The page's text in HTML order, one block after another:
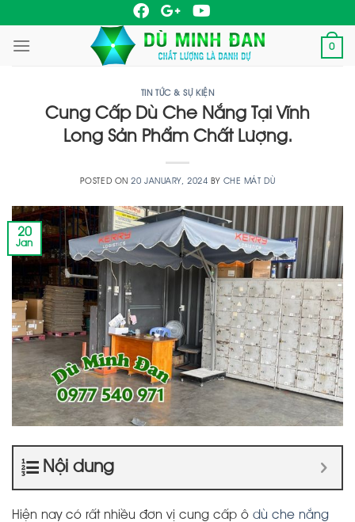
to
content
0
TIN TỨC & SỰ KIỆN
Cung Cấp Dù Che Nắng Tại Vĩnh
Long Sản Phẩm Chất Lượng.
POSTED ON20 JANUARY, 2024 BY CHE MÁT DÙ
20
Jan
Nội dung
Hiện nay có rất nhiều đơn vị cung cấp ô dù che nắng